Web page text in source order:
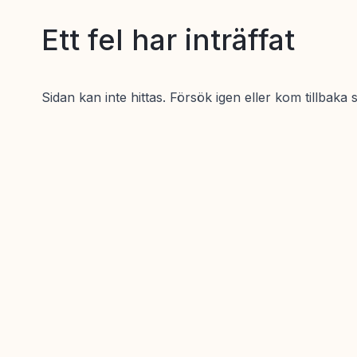
Ett fel har inträffat
Sidan kan inte hittas. Försök igen eller kom tillbaka